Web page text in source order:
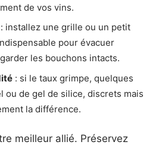
de vos vins.
: installez une grille ou un petit
pour évacuer
les bouchons intacts.
: si le taux grimpe, quelques
ou de gel de silice, discrets mais
la différence.
meilleur allié. Préservez